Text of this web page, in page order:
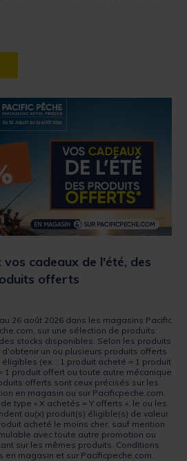
cadeaux de l'été, des
offerts
26 août 2026 dans les magasins Pacific
sur une sélection de produits
stocks disponibles. Selon les produits
un ou plusieurs produits offerts
(ex. : 1 produit acheté = 1 produit
1 produit offert ou toute autre mécanique
offerts sont ceux précisés sur les
en magasin ou sur Pacificpeche.com.
type « X achetés = Y offerts », le ou les
au(x) produit(s) éligible(s) de valeur
acheté le moins cher, sauf mention
avec toute autre promotion ou
sur les mêmes produits. Conditions
magasin et sur Pacificpeche.com.